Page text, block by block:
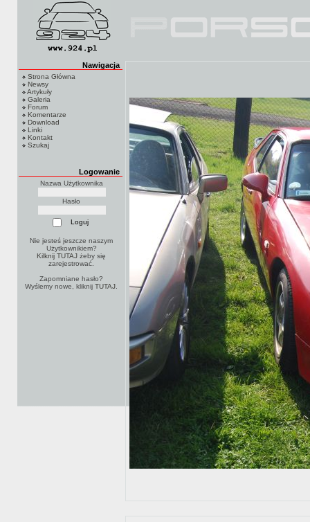
Nawigacja
Strona Główna
Newsy
Artykuły
Galeria
Forum
Komentarze
Download
Linki
Kontakt
Szukaj
Logowanie
Nazwa Użytkownika
Hasło
Nie jesteś jeszcze naszym
Użytkownikiem?
Kilknij TUTAJ żeby się
zarejestrować.
Zapomniane hasło?
Wyślemy nowe, kliknijTUTAJ